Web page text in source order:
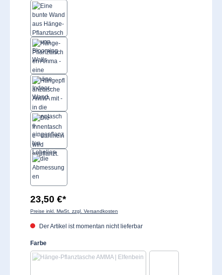
23,50 €*
Preise inkl. MwSt. zzgl. Versandkosten
Der Artikel ist momentan nicht lieferbar
Farbeauswählen